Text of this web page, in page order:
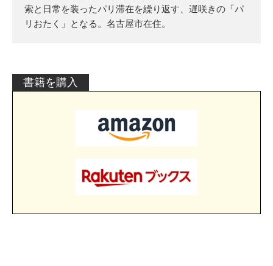
索と日常を装ったパリ滞在を繰り返す、遅咲きの「パ
リおたく」となる。名古屋市在住。
書籍を購入